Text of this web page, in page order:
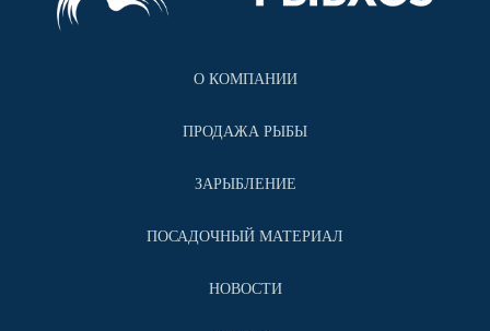
О КОМПАНИИ
ПРОДАЖА РЫБЫ
ЗАРЫБЛЕНИЕ
ПОСАДОЧНЫЙ МАТЕРИАЛ
НОВОСТИ